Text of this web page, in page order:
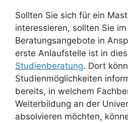
Sollten Sie sich für ein
interessieren, sollten Sie
Beratungsangebote in
erste Anlaufstelle ist in
Studienberatung. Dort
Studienmöglichkeiten
bereits, in welchem
Weiterbildung an der
absolvieren möchten,